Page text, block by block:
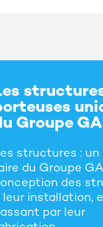
Groupe GA
structures : un
du Groupe
des
leur installation,
par leur